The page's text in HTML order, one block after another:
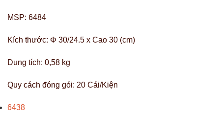
MSP: 6484
Kích thước: Φ 30/24.5 x Cao 30 (cm)
Dung tích: 0,58 kg
Quy cách đóng gói: 20 Cái/Kiện
6438